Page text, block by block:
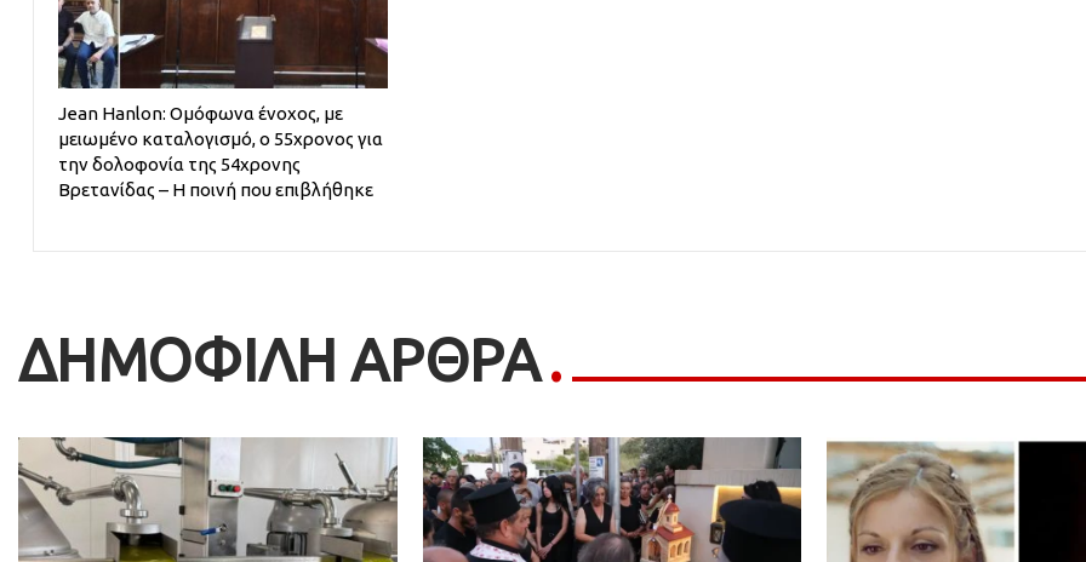
Jean Hanlon: Ομόφωνα ένοχος, με
μειωμένο καταλογισμό, ο 55χρονος για
την δολοφονία της 54χρονης
Βρετανίδας – Η ποινή που επιβλήθηκε
ΔΗΜΟΦΙΛΗ ΑΡΘΡΑ